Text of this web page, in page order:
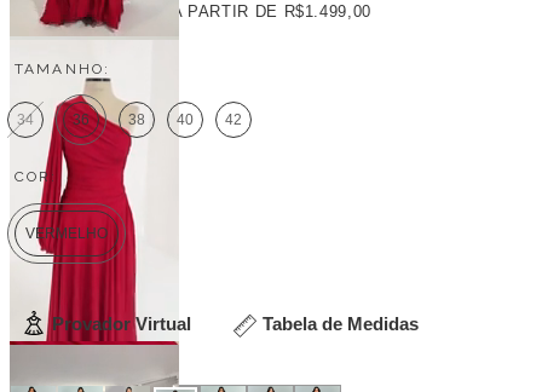
FRETE GRÁTIS A PARTIR DE R$1.499,00
TAMANHO:
34 36 38 40 42
COR:
VERMELHO
Provador Virtual Tabela de Medidas